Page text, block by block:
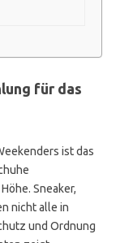
für das
ist das
Sneaker,
nicht alle in
und Ordnung